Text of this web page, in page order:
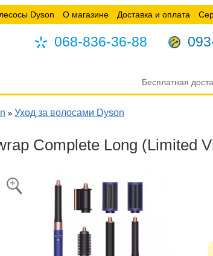
Dyson О магазине Доставка и оплата
068-836-36-88
Бесплатная
» Уход за волосами Dyson
Complete Long (Limited